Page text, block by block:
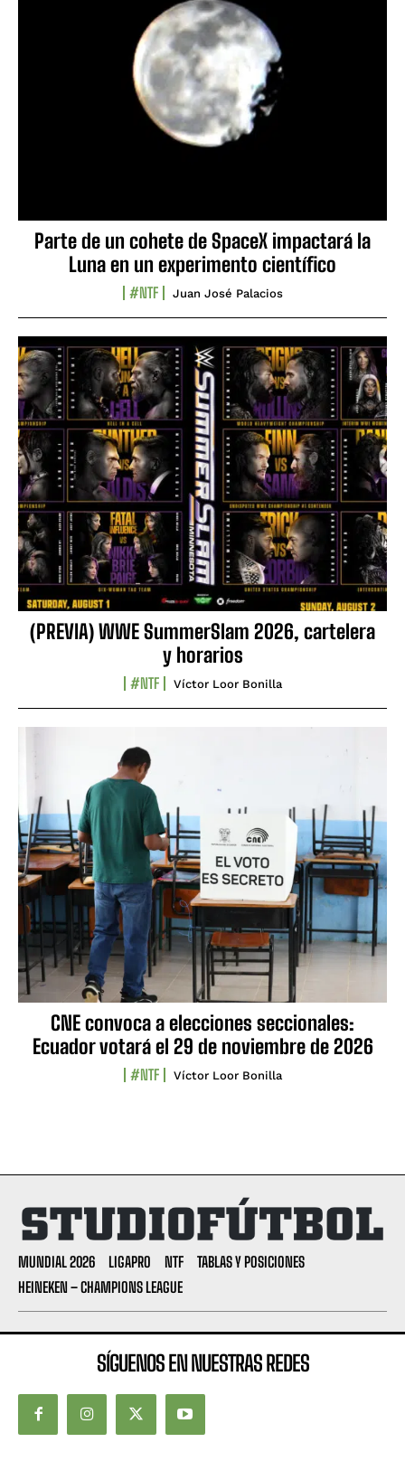
Parte de un cohete de SpaceX impactará la
Luna en un experimento científico
#NTF Juan José Palacios
(PREVIA) WWE SummerSlam 2026, cartelera
y horarios
#NTF Víctor Loor Bonilla
CNE convoca a elecciones seccionales:
Ecuador votará el 29 de noviembre de 2026
#NTF Víctor Loor Bonilla
MUNDIAL 2026 LIGAPRO NTF
TABLAS Y POSICIONES
HEINEKEN – CHAMPIONS LEAGUE
SÍGUENOS EN NUESTRAS REDES